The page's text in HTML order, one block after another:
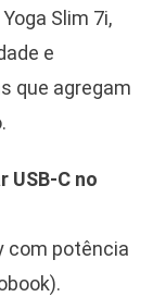
Slim 7i,
e
que agregam
USB-C no
com potência